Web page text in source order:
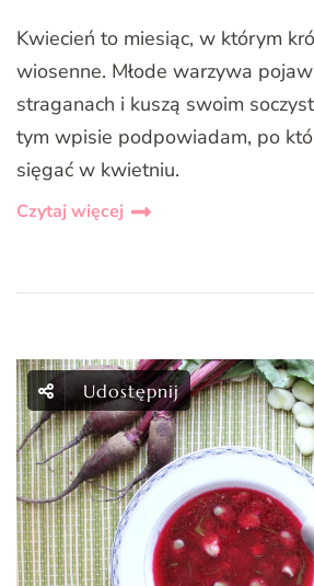
Kwiecień to miesiąc, w którym
wiosenne. Młode warzywa
straganach i kuszą swoim
tym wpisie podpowiadam, po
sięgać w kwietniu.
Czytaj więcej
Udostępnij